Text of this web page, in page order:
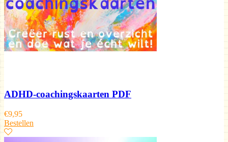
ADHD-coachingskaarten PDF
€9,95
Bestellen